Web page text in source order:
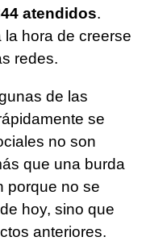
atendidos.
hora de creerse
redes.
de las
se
no son
que una burda
porque no se
hoy, sino que
anteriores.